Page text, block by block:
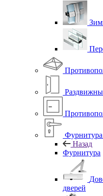
Фурнитура
Назад
Фурнитура
дверей